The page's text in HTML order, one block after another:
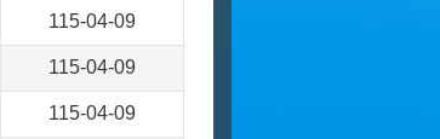
115-04-09
115-04-09
115-04-09